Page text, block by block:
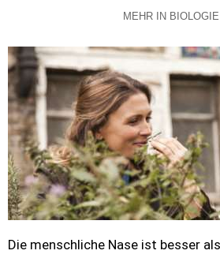
MEHR IN BIOLOGIE
Die menschliche Nase ist besser